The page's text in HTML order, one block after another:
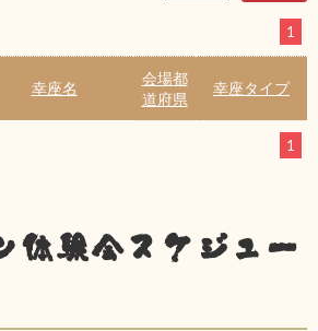
1
幸座名
会場都
道府県
幸座タイプ
1
体験会スケジュー